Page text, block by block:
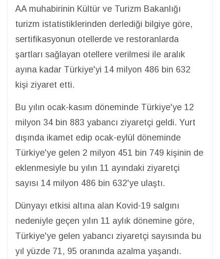
AA muhabirinin Kültür ve Turizm Bakanlığı
turizm istatistiklerinden derlediği bilgiye göre,
sertifikasyonun otellerde ve restoranlarda
şartları sağlayan otellere verilmesi ile aralık
ayına kadar Türkiye'yi 14 milyon 486 bin 632
kişi ziyaret etti.
Bu yılın ocak-kasım döneminde Türkiye'ye 12
milyon 34 bin 883 yabancı ziyaretçi geldi. Yurt
dışında ikamet edip ocak-eylül döneminde
Türkiye'ye gelen 2 milyon 451 bin 749 kişinin de
eklenmesiyle bu yılın 11 ayındaki ziyaretçi
sayısı 14 milyon 486 bin 632'ye ulaştı.
Dünyayı etkisi altına alan Kovid-19 salgını
nedeniyle geçen yılın 11 aylık dönemine göre,
Türkiye'ye gelen yabancı ziyaretçi sayısında bu
yıl yüzde 71, 95 oranında azalma yaşandı.